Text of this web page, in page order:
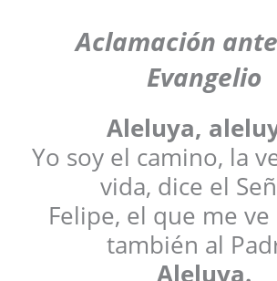
Aclamación
Evangelio
Aleluya,
Yo soy el camino, la
vida, dice el
Felipe, el que me ve
también al
Aleluya.